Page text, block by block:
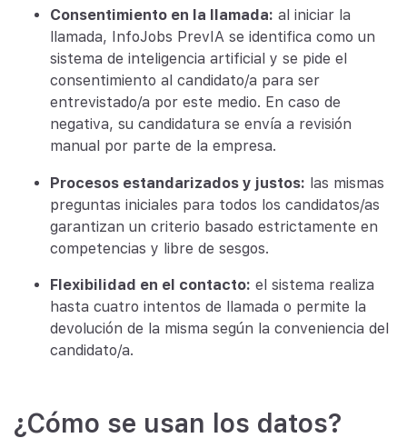
Consentimiento en la llamada: al iniciar la
llamada, InfoJobs PrevIA se identifica como un
sistema de inteligencia artificial y se pide el
consentimiento al candidato/a para ser
entrevistado/a por este medio. En caso de
negativa, su candidatura se envía a revisión
manual por parte de la empresa.
Procesos estandarizados y justos: las mismas
preguntas iniciales para todos los candidatos/as
garantizan un criterio basado estrictamente en
competencias y libre de sesgos.
Flexibilidad en el contacto: el sistema realiza
hasta cuatro intentos de llamada o permite la
devolución de la misma según la conveniencia del
candidato/a.
¿Cómo se usan los datos?